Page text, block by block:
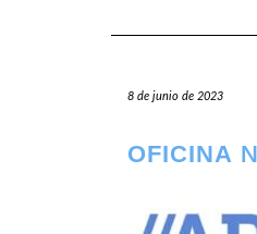
8 de junio de 2023
OFICINA